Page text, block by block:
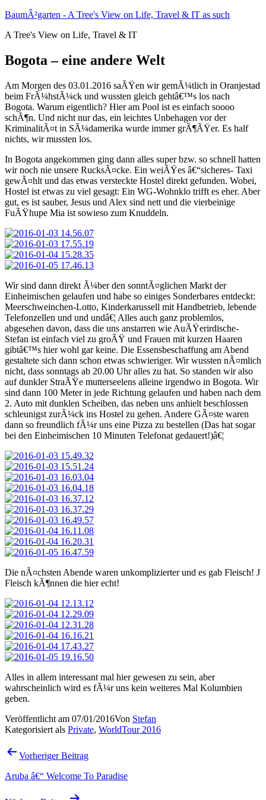
Zum
springen
BaumÂ²garten - A Tree's View on Life, Travel & IT as such
A Tree's View on Life, Travel & IT
Bogota – eine andere Welt
Am Morgen des 03.01.2016 saÃŸen wir gemÃ¼tlich in Oranjestad
beim FrÃ¼hstÃ¼ck und wussten gleich gehtâ€™s los nach
Bogota. Warum eigentlich? Hier am Pool ist es einfach soooo
schÃ¶n. Und nicht nur das, ein leichtes Unbehagen vor der
KriminalitÃ¤t in SÃ¼damerika wurde immer grÃ¶ÃŸer. Es half
nichts, wir mussten los.
In Bogota angekommen ging dann alles super bzw. so schnell hatten
wir noch nie unsere RucksÃ¤cke. Ein weiÃŸes â€“sicheres- Taxi
gewÃ¤hlt und das etwas versteckte Hostel direkt gefunden. Wobei,
Hostel ist etwas zu viel gesagt: Ein WG-Wohnklo trifft es eher. Aber
gut, es ist sauber, Jesus und Alex sind nett und die vierbeinige
FuÃŸhupe Mia ist sowieso zum Knuddeln.
Wir sind dann direkt Ã¼ber den sonntÃ¤glichen Markt der
Einheimischen gelaufen und habe so einiges Sonderbares entdeckt:
Meerschweinchen-Lotto, Kinderkarussell mit Handbetrieb, lebende
Telefonzellen und und undâ€¦ Alles auch ganz problemlos,
abgesehen davon, dass die uns anstarren wie AuÃŸerirdische-
Stefan ist einfach viel zu groÃŸ und Frauen mit kurzen Haaren
gibtâ€™s hier wohl gar keine. Die Essensbeschaffung am Abend
gestaltete sich dann schon etwas schwieriger. Wir wussten nÃ¤mlich
nicht, dass sonntags ab 20.00 Uhr alles zu hat. So standen wir also
auf dunkler StraÃŸe mutterseelens alleine irgendwo in Bogota. Wir
sind dann 100 Meter in jede Richtung gelaufen und haben nach dem
2. Auto mit dunklen Scheiben, das neben uns anhielt beschlossen
schleunigst zurÃ¼ck ins Hostel zu gehen. Andere GÃ¤ste waren
dann so freundlich fÃ¼r uns eine Pizza zu bestellen (Das hat sogar
bei den Einheimischen 10 Minuten Telefonat gedauert!)â€¦
Die nÃ¤chsten Abende waren unkomplizierter und es gab Fleisch! J
Fleisch kÃ¶nnen die hier echt!
Alles in allem interessant mal hier gewesen zu sein, aber
wahrscheinlich wird es fÃ¼r uns kein weiteres Mal Kolumbien
geben.
Veröffentlicht am 07/01/2016Von Stefan
Kategorisiert als Private, WorldTour 2016
Beitragsnavigation
Vorheriger Beitrag
Aruba â€“ Welcome To Paradise